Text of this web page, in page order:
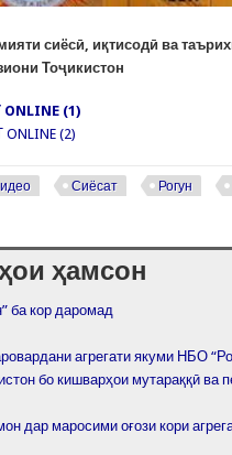
сиёсӣ, иқтисодӣ ва
Тоҷикистон
(1)
ONLINE (2)
Сиёсат Рогун
ҳамсон
ба кор даромад
агрегати якуми НБО
бо кишварҳои мутараққӣ ва
маросими оғози кори